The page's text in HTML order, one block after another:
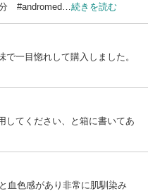
#andromed… 続きを読む
一目惚れして購入しました。
してください、と箱に書いてあ
血色感があり非常に肌馴染み